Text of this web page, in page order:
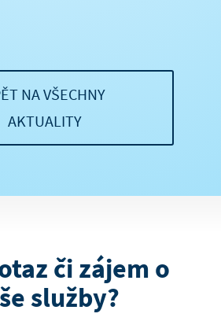
NA VŠECHNY
AKTUALITY
či zájem o
služby?